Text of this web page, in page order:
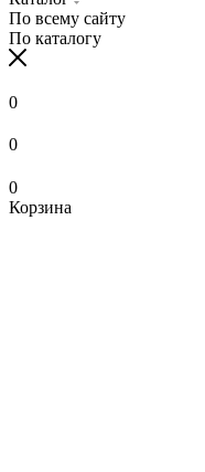
По всему сайту
По каталогу
0
0
0
Корзина